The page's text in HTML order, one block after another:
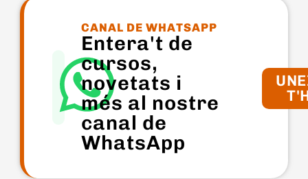
CANAL DE WHATSAPP
Entera't de
cursos,
novetats i
més al nostre
canal de
WhatsApp